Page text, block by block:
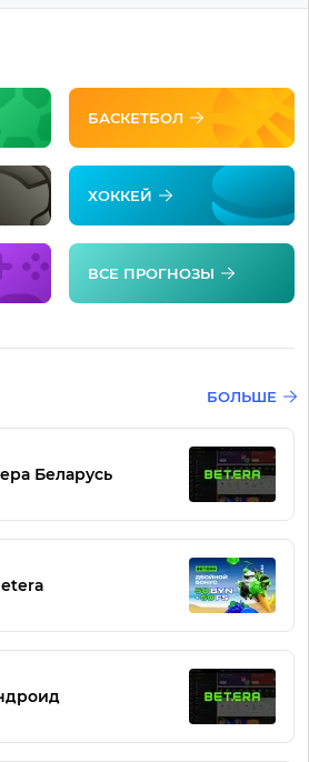
БАСКЕТБОЛ
ХОККЕЙ
ВСЕ ПРОГНОЗЫ
БОЛЬШЕ
Беларусь